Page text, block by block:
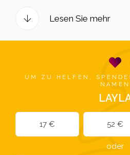
Lesen Sie mehr
UM ZU HELFEN,
NAMEN
17 € 52 €
oder